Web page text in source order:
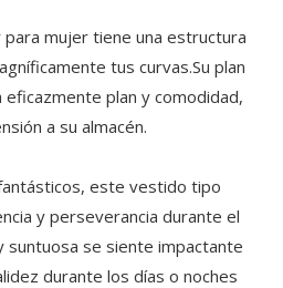
mujer tiene una estructura
tus curvas.Su plan
eficazmente plan y comodidad,
a su almacén.
este vestido tipo
y perseverancia durante el
suntuosa se siente impactante
durante los días o noches